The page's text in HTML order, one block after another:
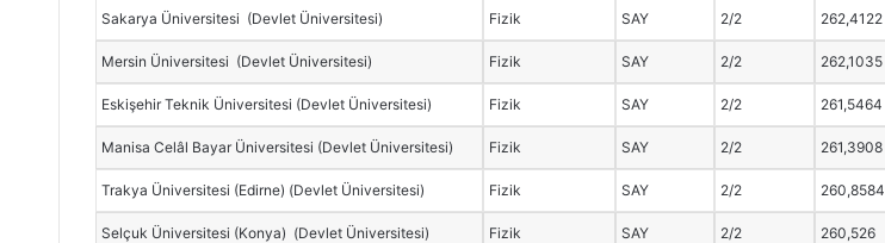
Sakarya Üniversitesi (Devlet Üniversitesi) Fizik SAY 2/2 262,4122
Mersin Üniversitesi (Devlet Üniversitesi) Fizik SAY 2/2 262,1035
Eskişehir Teknik Üniversitesi (Devlet Üniversitesi) Fizik SAY 2/2 261,5464
Manisa Celâl Bayar Üniversitesi (Devlet Üniversitesi) Fizik SAY 2/2 261,3908
Trakya Üniversitesi (Edirne) (Devlet Üniversitesi) Fizik SAY 2/2 260,8584
Selçuk Üniversitesi (Konya) (Devlet Üniversitesi) Fizik SAY 2/2 260,526